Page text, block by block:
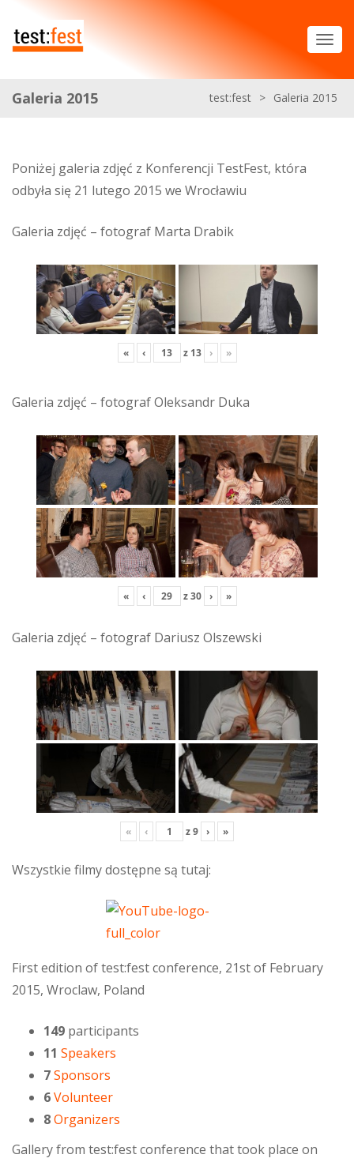
Galeria 2015 test:fest > Galeria 2015
Poniżej galeria zdjęć z Konferencji TestFest, która
odbyła się 21 lutego 2015 we Wrocławiu
Galeria zdjęć – fotograf Marta Drabik
« ‹ z 13 › »
Galeria zdjęć – fotograf Oleksandr Duka
« ‹ z30 › »
Galeria zdjęć – fotograf Dariusz Olszewski
« ‹ z9 › »
Wszystkie filmy dostępne są tutaj:
First edition of test:fest conference, 21st of February
2015, Wroclaw, Poland
149 participants
11 Speakers
7Sponsors
6Volunteer
8Organizers
Gallery from test:fest conference that took place on